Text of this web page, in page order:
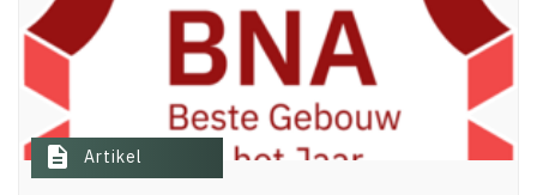
description Artikel